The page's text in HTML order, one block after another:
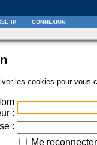
les cookies pour vous
:
:
Me
ip connexion